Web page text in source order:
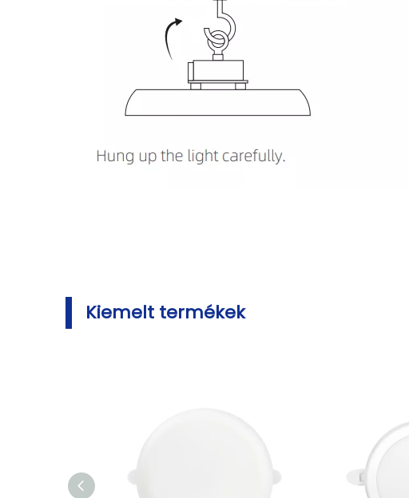
Kiemelt termékek